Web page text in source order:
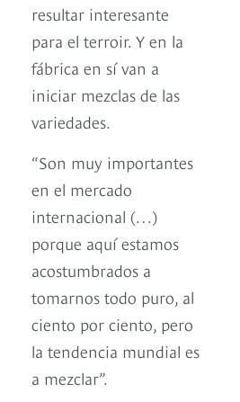
resultar interesante
para el terroir. Y en la
fábrica en sí van a
iniciar mezclas de las
variedades.
“Son muy importantes
en el mercado
internacional (…)
porque aquí estamos
acostumbrados a
tomarnos todo puro, al
ciento por ciento, pero
la tendencia mundial es
a mezclar”.